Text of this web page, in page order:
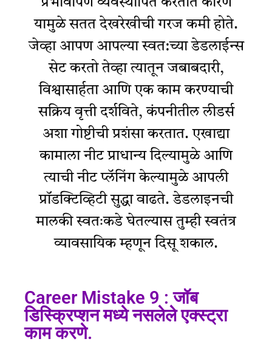
यामुळे सतत देखरेखीची गरज कमी होते.
जेव्हा आपण आपल्या स्वत:च्या डेडलाईन्स
सेट करतो तेव्हा त्यातून जबाबदारी,
विश्वासार्हता आणि एक काम करण्याची
सक्रिय वृत्ती दर्शविते, कंपनीतील लीडर्स
अशा गोष्टीची प्रशंसा करतात. एखाद्या
कामाला नीट प्राधान्य दिल्यामुळे आणि
त्याची नीट प्लॅनिंग केल्यामुळे आपली
प्रॉडक्टिव्हिटी सुद्धा वाढते. डेडलाइनची
मालकी स्वतःकडे घेतल्यास तुम्ही स्वतंत्र
व्यावसायिक म्हणून दिसू शकाल.
Career Mistake 9 : जॉब
डिस्क्रिप्शन मध्ये नसलेले एक्स्ट्रा
काम करणे.